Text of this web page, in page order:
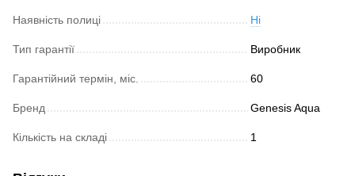
Наявність полиці Ні
Тип гарантії Виробник
Гарантійний термін, міс. 60
Бренд Genesis Aqua
Кількість на складі 1